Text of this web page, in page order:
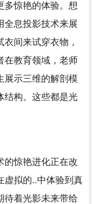
多惊艳的体验。想
全息投影技术来展
间来试穿衣物，
在教育领域，老师
展示三维的解剖模
结构。这些都是光
的惊艳进化正在改
虚拟的..中体验到真
待着光影未来带给